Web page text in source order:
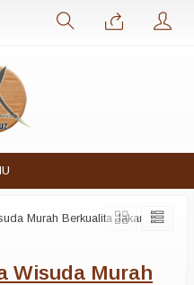
Murah Berkualita Jakarta
Wisuda Murah